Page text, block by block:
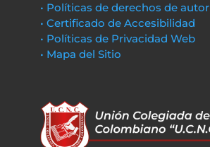
• Políticas de derechos de autor
• Certificado de Accesibilidad
• Políticas de Privacidad Web
• Mapa del Sitio